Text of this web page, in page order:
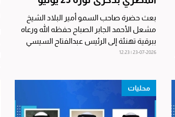
بعث حضرة صاحب السمو أمير البلاد الشيخ
مشعل الأحمد الجابر الصباح حفظه الله ورعاه
ببرقية تهنئة إلى الرئيس عبدالفتاح السيسي
رئيس جمهورية...
23-07-2026 | 12:23
محليات